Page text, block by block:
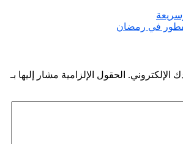
في رمضان
الإلكتروني. الحقول الإلزامية مشار إليها بـ